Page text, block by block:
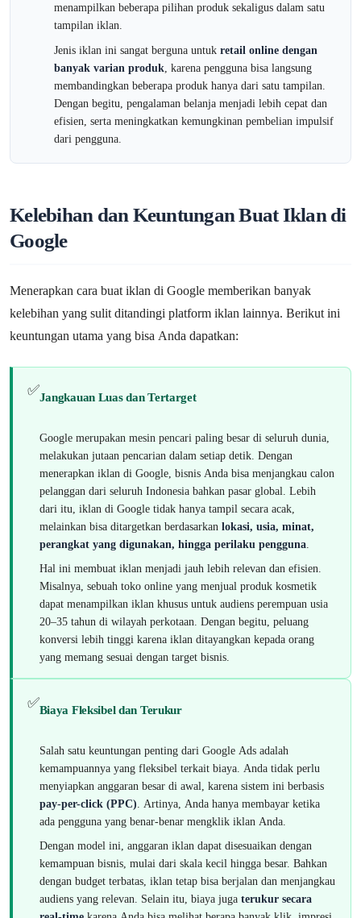
menampilkan beberapa pilihan produk sekaligus dalam satu
tampilan iklan.
Jenis iklan ini sangat berguna untuk retail online dengan
banyak varian produk, karena pengguna bisa langsung
membandingkan beberapa produk hanya dari satu tampilan.
Dengan begitu, pengalaman belanja menjadi lebih cepat dan
efisien, serta meningkatkan kemungkinan pembelian impulsif
dari pengguna.
Kelebihan dan Keuntungan Buat Iklan di
Google
Menerapkan cara buat iklan di Google memberikan banyak
kelebihan yang sulit ditandingi platform iklan lainnya. Berikut ini
keuntungan utama yang bisa Anda dapatkan:
✅Jangkauan Luas dan Tertarget
Google merupakan mesin pencari paling besar di seluruh dunia,
melakukan jutaan pencarian dalam setiap detik. Dengan
menerapkan iklan di Google, bisnis Anda bisa menjangkau calon
pelanggan dari seluruh Indonesia bahkan pasar global. Lebih
dari itu, iklan di Google tidak hanya tampil secara acak,
melainkan bisa ditargetkan berdasarkan lokasi, usia, minat,
perangkat yang digunakan, hingga perilaku pengguna.
Hal ini membuat iklan menjadi jauh lebih relevan dan efisien.
Misalnya, sebuah toko online yang menjual produk kosmetik
dapat menampilkan iklan khusus untuk audiens perempuan usia
20–35 tahun di wilayah perkotaan. Dengan begitu, peluang
konversi lebih tinggi karena iklan ditayangkan kepada orang
yang memang sesuai dengan target bisnis.
✅Biaya Fleksibel dan Terukur
Salah satu keuntungan penting dari Google Ads adalah
kemampuannya yang fleksibel terkait biaya. Anda tidak perlu
menyiapkan anggaran besar di awal, karena sistem ini berbasis
pay-per-click (PPC) . Artinya, Anda hanya membayar ketika
ada pengguna yang benar-benar mengklik iklan Anda.
Dengan model ini, anggaran iklan dapat disesuaikan dengan
kemampuan bisnis, mulai dari skala kecil hingga besar. Bahkan
dengan budget terbatas, iklan tetap bisa berjalan dan menjangkau
audiens yang relevan. Selain itu, biaya juga terukur secara